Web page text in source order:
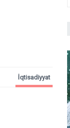
İqtisadiyyat